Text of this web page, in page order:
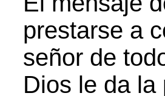
prestarse a
señor de
Dios le da la